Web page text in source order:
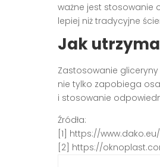
ważne jest stosowanie
lepiej niż tradycyjne
Jak
Zastosowanie
nie tylko zapobiega
i stosowanie
Źródła:
[1] https://
[2] https://